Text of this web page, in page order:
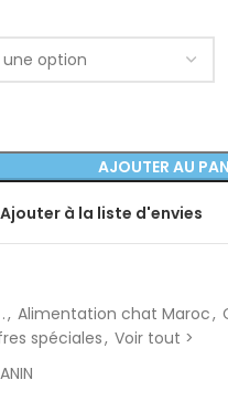
AJOUTER AU
Ajouter à la liste d'envies
., Alimentation chat Maroc,
spéciales, Voir tout >